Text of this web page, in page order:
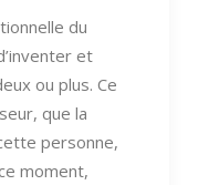
du
et
ou plus. Ce
que la
personne,
moment,